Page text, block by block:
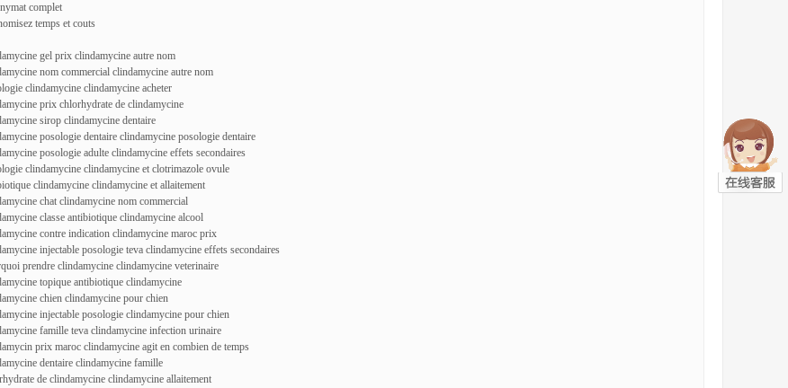
complet
temps et couts
gel prix clindamycine autre nom
nom commercial clindamycine autre nom
clindamycine clindamycine acheter
prix chlorhydrate de clindamycine
sirop clindamycine dentaire
posologie dentaire clindamycine posologie dentaire
posologie adulte clindamycine effets secondaires
clindamycine clindamycine et clotrimazole ovule
clindamycine clindamycine et allaitement
chat clindamycine nom commercial
classe antibiotique clindamycine alcool
contre indication clindamycine maroc prix
injectable posologie teva clindamycine effets secondaires
prendre clindamycine clindamycine veterinaire
topique antibiotique clindamycine
chien clindamycine pour chien
injectable posologie clindamycine pour chien
famille teva clindamycine infection urinaire
prix maroc clindamycine agit en combien de temps
dentaire clindamycine famille
de clindamycine clindamycine allaitement